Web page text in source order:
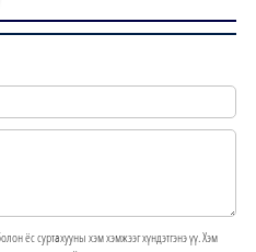
ёс суртахууны хэм хэмжээг хүндэтгэнэ үү. Хэм